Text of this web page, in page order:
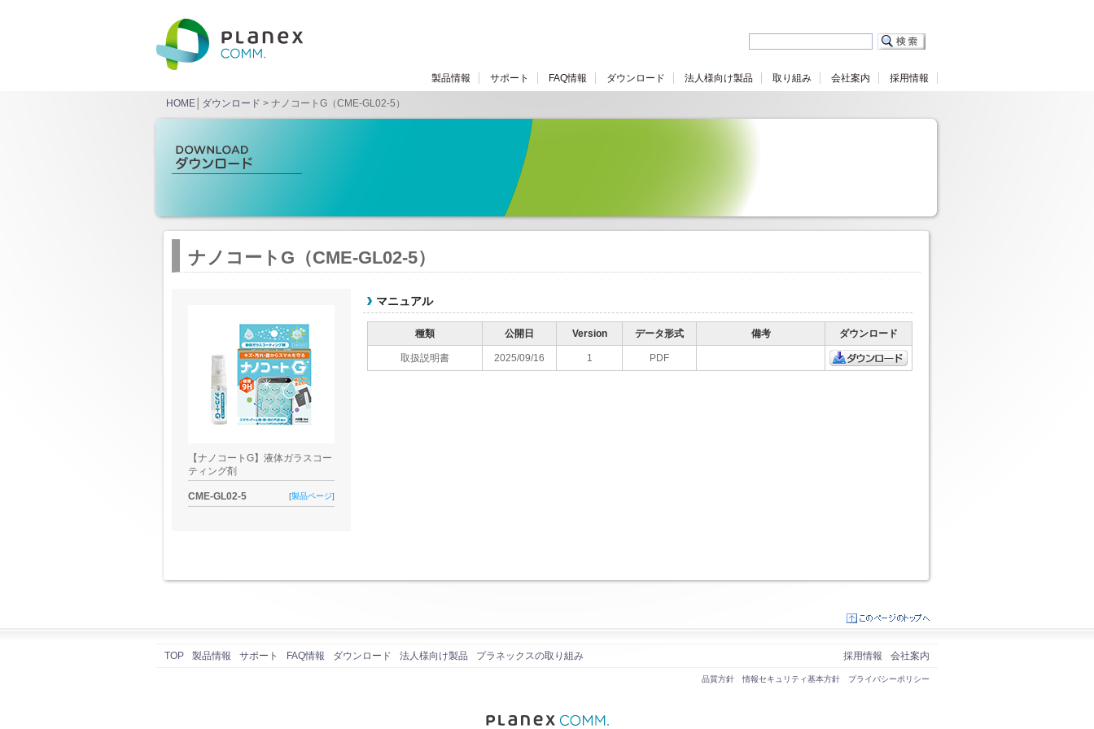
製品情報 サポート FAQ情報 ダウンロード 法人様向け製品 取り組み 会社案内 採用情報
HOME ダウンロード > ナノコートG（CME-GL02-5）
ナノコートG（CME-GL02-5）
【ナノコートG】液体ガラスコー
ティング剤
CME-GL02-5 [製品ページ]
マニュアル
種類 公開日 Version データ形式 備考 ダウンロード
取扱説明書 2025/09/16 1
PDF
ダウンロード
TOP 製品情報 サポート FAQ情報 ダウンロード 法人様向け製品 プラネックスの取り組み 会社案内
採用情報
プライバシーポリシー
情報セキュリティ基本方針
品質方針